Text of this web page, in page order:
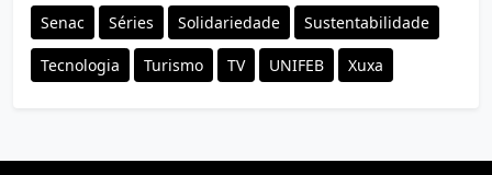
Senac Séries Solidariedade Sustentabilidade
Tecnologia Turismo TV UNIFEB Xuxa